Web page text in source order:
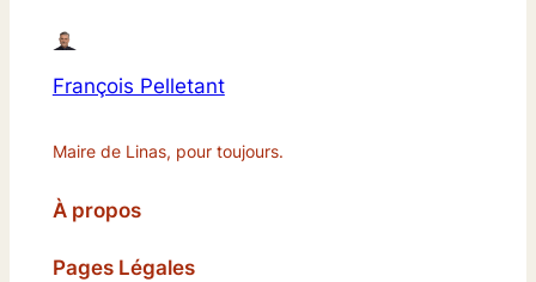
François Pelletant
Maire de Linas, pour toujours.
À propos
Pages Légales